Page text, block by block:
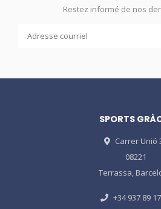
Restez informé de nos
SPORTS
Carrer Unió
08221
Terrassa,
+34 937 89